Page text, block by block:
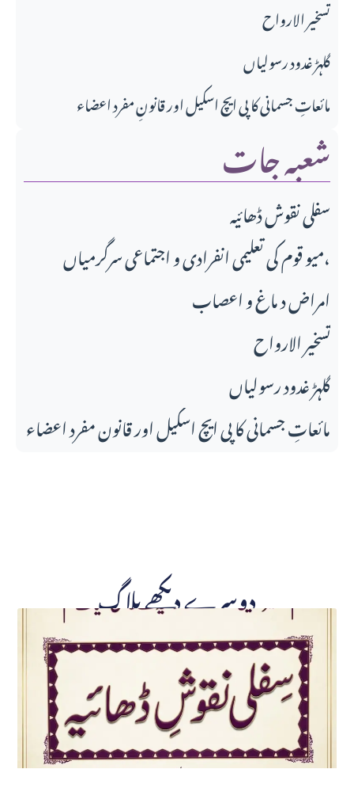
تسخير الارواح
گلہڑ غدود رسولیاں
مائعاتِ جسمانی کا پی ایچ اسکیل اور قانونِ مفرد اعضاء
شعبہ جات
سفلی نقوش ڈھائیہ
میو قوم کی تعلیمی انفرادی و اجتماعی سرگرمیاں،
امراض د ماغ و اعصاب
تسخير الارواح
گلہڑ غدود رسولیاں
مائعاتِ جسمانی کا پی ایچ اسکیل اور قانونِ مفرد اعضاء
دوسرے دیکھے بلاگ